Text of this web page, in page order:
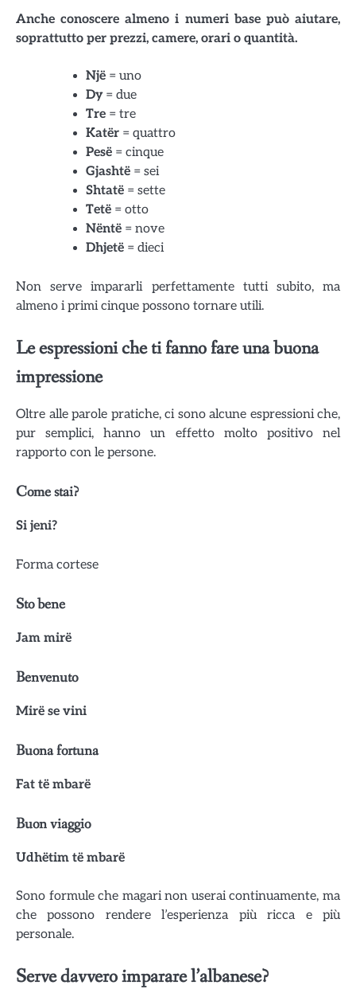
Anche conoscere almeno i numeri base può aiutare,
soprattutto per prezzi, camere, orari o quantità.
Një = uno
Dy= due
Tre = tre
Katër = quattro
Pesë = cinque
Gjashtë = sei
Shtatë = sette
Tetë = otto
Nëntë = nove
Dhjetë = dieci
Non serve impararli perfettamente tutti subito, ma
almeno i primi cinque possono tornare utili.
Le espressioni che ti fanno fare una buona
impressione
Oltre alle parole pratiche, ci sono alcune espressioni che,
pur semplici, hanno un effetto molto positivo nel
rapporto con le persone.
Come stai?
Si jeni?
Forma cortese
Sto bene
Jam mirë
Benvenuto
Mirë se vini
Buona fortuna
Fat të mbarë
Buon viaggio
Udhëtim të mbarë
Sono formule che magari non userai continuamente, ma
che possono rendere l’esperienza più ricca e più
personale.
Serve davvero imparare l’albanese?